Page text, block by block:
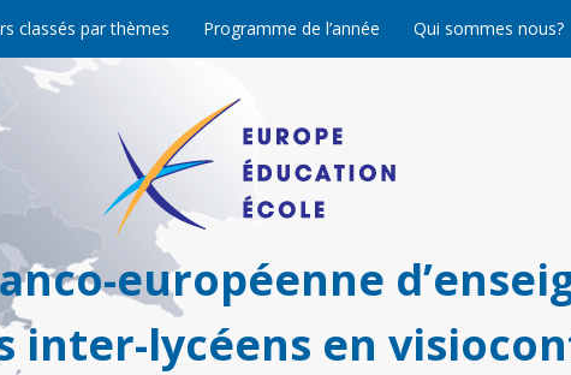
classés par thèmes Programme de l’année Qui sommes nous?
européenne
inter-lycéens en